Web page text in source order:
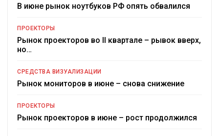
В июне рынок ноутбуков РФ опять обвалился
ПРОЕКТОРЫ
Рынок проекторов во II квартале – рывок вверх,
но…
СРЕДСТВА ВИЗУАЛИЗАЦИИ
Рынок мониторов в июне – снова снижение
ПРОЕКТОРЫ
Рынок проекторов в июне – рост продолжился